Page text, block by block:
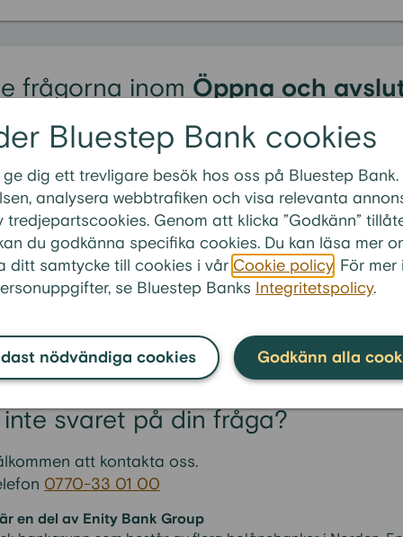
Bluestep Bank cookies
dig ett trevligare besök hos oss på Bluestep
analysera webbtrafiken och visa relevanta
Genom att klicka ”Godkänn”
du godkänna specifika cookies. Du kan läsa mer
ditt samtycke till cookies i vår Cookie policy . För
se Bluestep Banks Integritetspolicy.
nödvändiga cookies Godkänn alla
frågorna inom Öppna och
sparkonton via telefon?
för att öppna konto?
sparkonto för företag eller förening?
autogiromedgivande när jag öppnat ett sparkonto?
svaret på din fråga?
att kontakta oss.
0770-33 01 00
en del av Enity Bank Group